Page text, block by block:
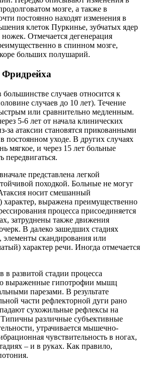
мозге, а также в
постоянно находят изменения в
клеток Пуркинье, зубчатых ядер
Отмечается дегенерация
в спинном мозге,
больших полушарий.
большинстве случаев относится к
случаев до 10 лет). Течение
или сравнительно медленным.
5-6 лет от начала клинических
за атаксии становятся прикованными
постоянном уходе. В других случаях
мягкое, и через 15 лет больные
передвигаться.
представлена легкой
походкой. Больные не могуг
носит смешанный
характер, выражена преимущественно
процесса присоединяется
затруднены также движения
В далеко зашедших стадиях
элементы скандирования или
характер речи. Иногда отмечается
в развитой стадии процесса
выраженные гипотрофии мышц
парезами. В результате
части рефлекторной дуги рано
сухожильные рефлексы на
Типичны различные субъективные
утрачивается мышечно-
чувствительность в ногах,
– и в руках. Как правило,